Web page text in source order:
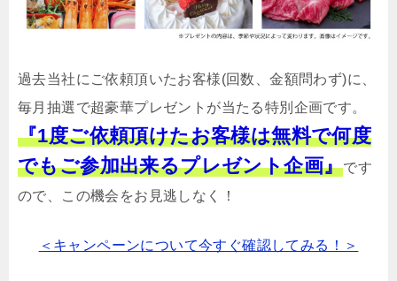
過去当社にご依頼頂いたお客様(回数、金額問わず)に、
毎月抽選で超豪華プレゼントが当たる特別企画です。
『1度ご依頼頂けたお客様は無料で何度
でもご参加出来るプレゼント企画』です
ので、この機会をお見逃しなく！
＜キャンペーンについて今すぐ確認してみる！＞